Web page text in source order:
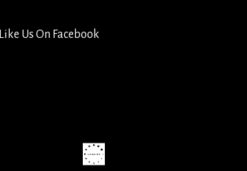
Like Us On Facebook